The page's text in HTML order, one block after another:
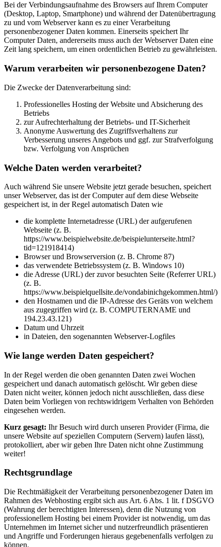
Bei der Verbindungsaufnahme des Browsers auf Ihrem Computer
(Desktop, Laptop, Smartphone) und während der Datenübertragung
zu und vom Webserver kann es zu einer Verarbeitung
personenbezogener Daten kommen. Einerseits speichert Ihr
Computer Daten, andererseits muss auch der Webserver Daten eine
Zeit lang speichern, um einen ordentlichen Betrieb zu gewährleisten.
Warum verarbeiten wir personenbezogene Daten?
Die Zwecke der Datenverarbeitung sind:
Professionelles Hosting der Website und Absicherung des
Betriebs
zur Aufrechterhaltung der Betriebs- und IT-Sicherheit
Anonyme Auswertung des Zugriffsverhaltens zur
Verbesserung unseres Angebots und ggf. zur Strafverfolgung
bzw. Verfolgung von Ansprüchen
Welche Daten werden verarbeitet?
Auch während Sie unsere Website jetzt gerade besuchen, speichert
unser Webserver, das ist der Computer auf dem diese Webseite
gespeichert ist, in der Regel automatisch Daten wie
die komplette Internetadresse (URL) der aufgerufenen
Webseite (z. B.
https://www.beispielwebsite.de/beispielunterseite.html?
tid=121918414)
Browser und Browserversion (z. B. Chrome 87)
das verwendete Betriebssystem (z. B. Windows 10)
die Adresse (URL) der zuvor besuchten Seite (Referrer URL)
(z. B.
https://www.beispielquellsite.de/vondabinichgekommen.html/)
den Hostnamen und die IP-Adresse des Geräts von welchem
aus zugegriffen wird (z. B. COMPUTERNAME und
194.23.43.121)
Datum und Uhrzeit
in Dateien, den sogenannten Webserver-Logfiles
Wie lange werden Daten gespeichert?
In der Regel werden die oben genannten Daten zwei Wochen
gespeichert und danach automatisch gelöscht. Wir geben diese
Daten nicht weiter, können jedoch nicht ausschließen, dass diese
Daten beim Vorliegen von rechtswidrigem Verhalten von Behörden
eingesehen werden.
Kurz gesagt: Ihr Besuch wird durch unseren Provider (Firma, die
unsere Website auf speziellen Computern (Servern) laufen lässt),
protokolliert, aber wir geben Ihre Daten nicht ohne Zustimmung
weiter!
Rechtsgrundlage
Die Rechtmäßigkeit der Verarbeitung personenbezogener Daten im
Rahmen des Webhosting ergibt sich aus Art. 6 Abs. 1 lit. f DSGVO
(Wahrung der berechtigten Interessen), denn die Nutzung von
professionellem Hosting bei einem Provider ist notwendig, um das
Unternehmen im Internet sicher und nutzerfreundlich präsentieren
und Angriffe und Forderungen hieraus gegebenenfalls verfolgen zu
können.